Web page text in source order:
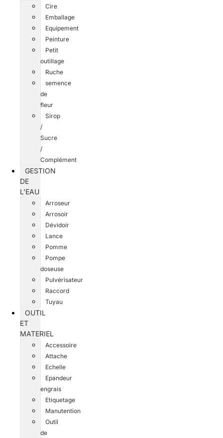
Cire
Emballage
Equipement
Peinture
Petit
outillage
Ruche
semence
de
fleur
Sirop
/
Sucre
/
Complément
GESTION
DE
L’EAU
Arroseur
Arrosoir
Dévidoir
Lance
Pomme
Pompe
doseuse
Pulvérisateur
Raccord
Tuyau
OUTIL
ET
MATERIEL
Accessoire
Attache
Echelle
Epandeur
engrais
Etiquetage
Manutention
Outil
de